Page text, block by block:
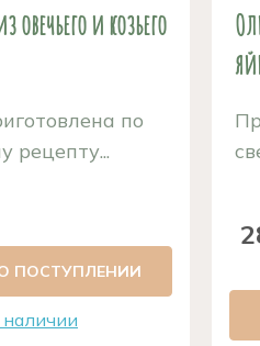
овечьего и козьего
по
рецепту...
ПОСТУПЛЕНИИ